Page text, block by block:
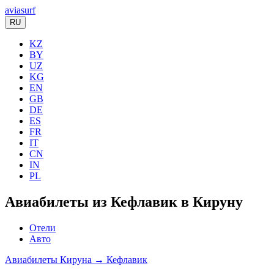
aviasurf
RU
KZ
BY
UZ
KG
EN
GB
DE
ES
FR
IT
CN
IN
PL
Авиабилеты из Кефлавик в Кируну
Отели
Авто
Авиабилеты Кируна → Кефлавик